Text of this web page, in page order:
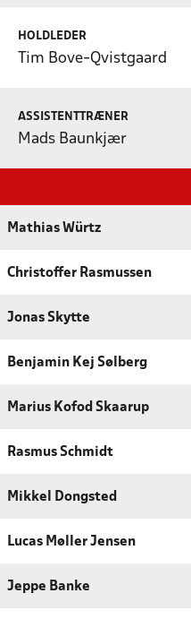
HOLDLEDER
Tim Bove-Qvistgaard
ASSISTENTTRÆNER
Mads Baunkjær
Mathias Würtz
Christoffer Rasmussen
Jonas Skytte
Benjamin Kej Sølberg
Marius Kofod Skaarup
Rasmus Schmidt
Mikkel Dongsted
Lucas Møller Jensen
Jeppe Banke